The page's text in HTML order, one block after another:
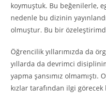
koymuştuk. Bu beğenilerle,
nedenle bu dizinin
olmuştur. Bu bir
Öğrencilik yıllarımızda da
yıllarda da devrimci
yapma şansımız
kızlar tarafından ilgi görecek